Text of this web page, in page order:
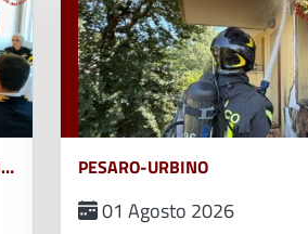
CAMPOBASSO, ISERNIA, MOLISE PESARO-URBINO
01 Agosto 2026